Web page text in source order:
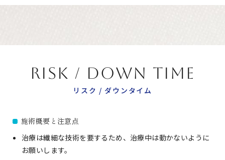
RISK / DOWN TIME
リスク / ダウンタイム
施術概要と注意点
治療は繊細な技術を要するため、治療中は動かないように
お願いします。